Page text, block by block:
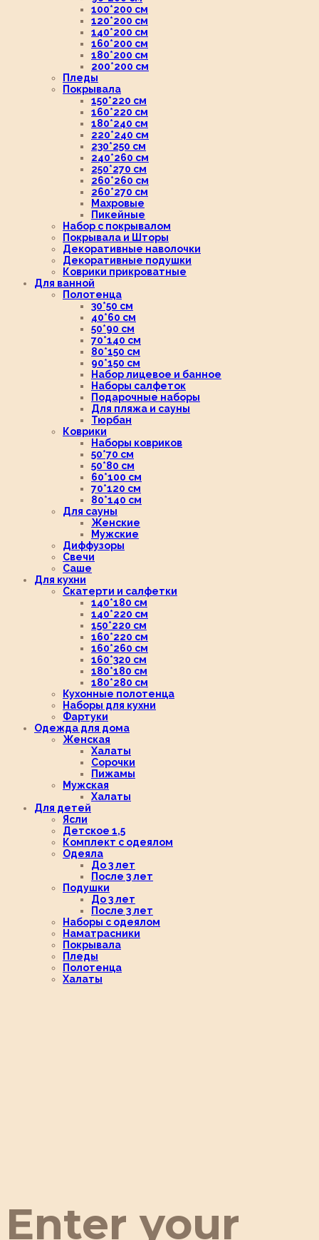
100*200 см
120*200 см
140*200 см
160*200 см
180*200 см
200*200 см
Пледы
Покрывала
150*220 см
160*220 см
180*240 см
220*240 см
230*250 см
240*260 см
250*270 см
260*260 см
260*270 см
Махровые
Пикейные
Набор с покрывалом
Покрывала и Шторы
Декоративные наволочки
Декоративные подушки
Коврики прикроватные
Для ванной
Полотенца
30*50 см
40*60 см
50*90 см
70*140 см
80*150 см
90*150 см
Набор лицевое и банное
Наборы салфеток
Подарочные наборы
Для пляжа и сауны
Тюрбан
Коврики
Наборы ковриков
50*70 см
50*80 см
60*100 см
70*120 см
80*140 см
Для сауны
Женские
Мужские
Диффузоры
Свечи
Саше
Для кухни
Скатерти и салфетки
140*180 см
140*220 см
150*220 см
160*220 см
160*260 см
160*320 см
180*180 см
180*280 см
Кухонные полотенца
Наборы для кухни
Фартуки
Одежда для дома
Женская
Халаты
Сорочки
Пижамы
Мужская
Халаты
Для детей
Ясли
Детское 1,5
Комплект с одеялом
Одеяла
До 3 лет
После 3 лет
Подушки
До 3 лет
После 3 лет
Наборы с одеялом
Наматрасники
Покрывала
Пледы
Полотенца
Халаты
Enter your